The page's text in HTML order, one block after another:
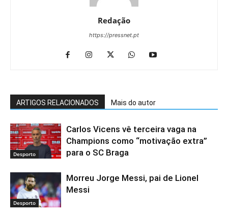
Redação
https://pressnet.pt
ARTIGOS RELACIONADOS Mais do autor
Desporto
Carlos Vicens vê terceira vaga na
Champions como “motivação extra”
para o SC Braga
Desporto
Morreu Jorge Messi, pai de Lionel
Messi